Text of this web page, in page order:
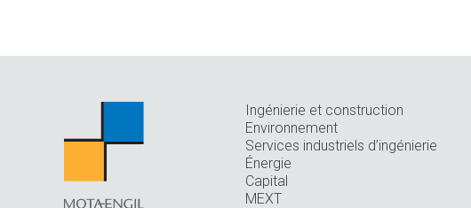
Ingénierie et construction
Environnement
Services industriels d’ingénierie
Énergie
Capital
MEXT